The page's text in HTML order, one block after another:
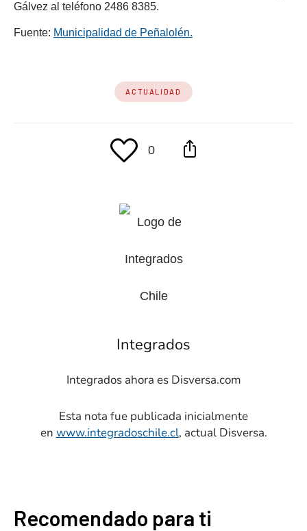
Gálvez al teléfono 2486 8385.
Fuente: Municipalidad de Peñalolén.
ACTUALIDAD
0
Integrados
Integrados ahora es Disversa.com
Esta nota fue publicada inicialmente
en www.integradoschile.cl, actual Disversa.
Recomendado para ti